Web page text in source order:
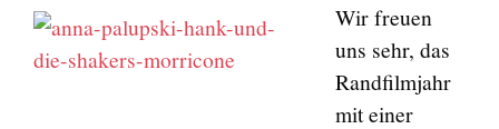
Wir freuen
uns sehr, das
Randfilmjahr
mit einer